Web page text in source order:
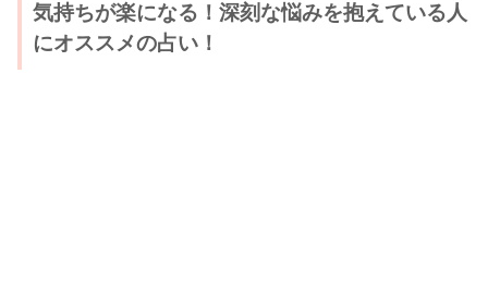
気持ちが楽になる！深刻な悩みを抱えている人
にオススメの占い！